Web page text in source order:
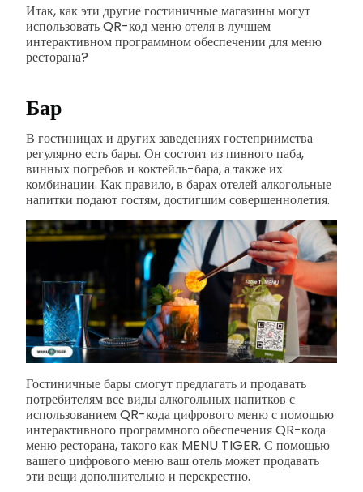
Итак, как эти другие гостиничные магазины могут
использовать QR-код меню отеля в лучшем
интерактивном программном обеспечении для меню
ресторана?
Бар
В гостиницах и других заведениях гостеприимства
регулярно есть бары. Он состоит из пивного паба,
винных погребов и коктейль-бара, а также их
комбинации. Как правило, в барах отелей алкогольные
напитки подают гостям, достигшим совершеннолетия.
Гостиничные бары смогут предлагать и продавать
потребителям все виды алкогольных напитков с
использованием QR-кода цифрового меню с помощью
интерактивного программного обеспечения QR-кода
меню ресторана, такого как MENU TIGER. С помощью
вашего цифрового меню ваш отель может продавать
эти вещи дополнительно и перекрестно.